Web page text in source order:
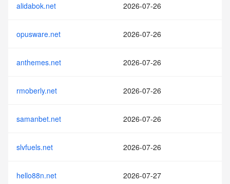
alidabok.net 2026-07-26
opusware.net 2026-07-26
anthemes.net 2026-07-26
rmoberly.net 2026-07-26
samanbet.net 2026-07-26
slvfuels.net 2026-07-26
hello88n.net 2026-07-27